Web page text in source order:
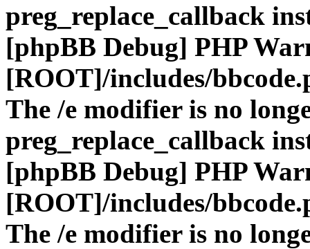
preg_replace_callback
[phpBB Debug] PHP
[ROOT]/includes/
The /e modifier is no
preg_replace_callback
[phpBB Debug] PHP
[ROOT]/includes/
The /e modifier is no